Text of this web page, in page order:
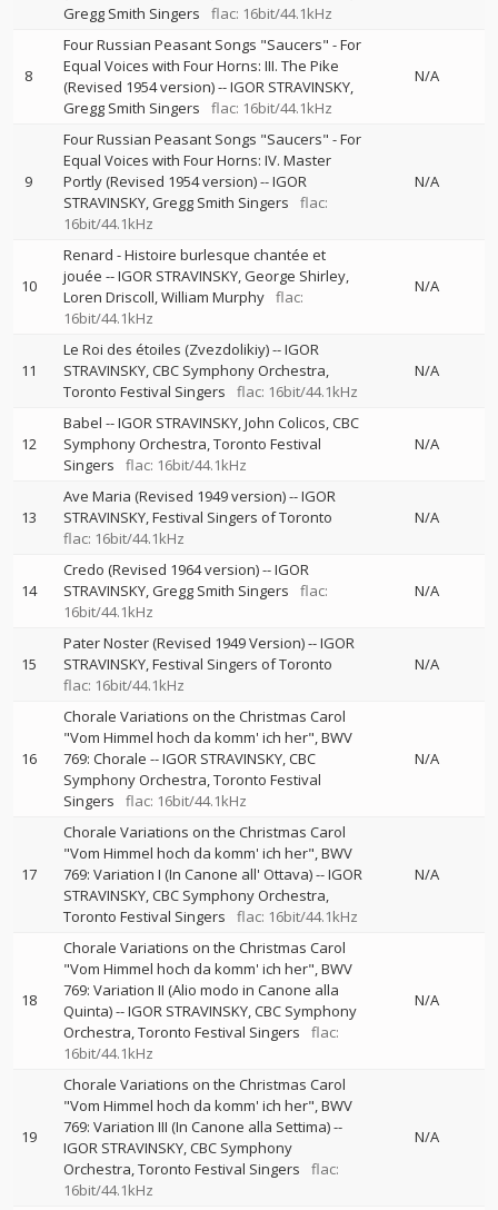
Gregg Smith Singers
flac: 16bit/44.1kHz
8
Four Russian Peasant Songs "Saucers" - For
Equal Voices with Four Horns: III. The Pike
(Revised 1954 version)--IGOR STRAVINSKY
Gregg Smith Singers
flac: 16bit/44.1kHz
N/A
9
Four Russian Peasant Songs "Saucers" - For
Equal Voices with Four Horns: IV. Master
Portly (Revised 1954 version)--IGOR
STRAVINSKY Gregg Smith Singers
flac:
16bit/44.1kHz
N/A
10
Renard - Histoire burlesque chantée et
jouée --IGOR STRAVINSKY George Shirley
Loren Driscoll William Murphy flac:
16bit/44.1kHz
N/A
11
Le Roi des étoiles (Zvezdolikiy)--IGOR
STRAVINSKY CBC Symphony Orchestra
Toronto Festival Singers
flac: 16bit/44.1kHz
N/A
12
Babel --IGOR STRAVINSKY John Colicos CBC
Symphony Orchestra Toronto Festival
Singers
flac: 16bit/44.1kHz
N/A
13
Ave Maria (Revised 1949 version)--IGOR
STRAVINSKY Festival Singers of Toronto
flac: 16bit/44.1kHz
N/A
14
Credo (Revised 1964 version)--IGOR
STRAVINSKY Gregg Smith Singers
flac:
16bit/44.1kHz
N/A
15
Pater Noster (Revised 1949 Version)--IGOR
STRAVINSKY Festival Singers of Toronto
flac: 16bit/44.1kHz
N/A
16
Chorale Variations on the Christmas Carol
"Vom Himmel hoch da komm' ich her", BWV
769: Chorale --IGOR STRAVINSKY CBC
Symphony Orchestra Toronto Festival
Singers
flac: 16bit/44.1kHz
N/A
17
Chorale Variations on the Christmas Carol
"Vom Himmel hoch da komm' ich her", BWV
769: Variation I (In Canone all' Ottava)--IGOR
STRAVINSKY CBC Symphony Orchestra
Toronto Festival Singers
flac: 16bit/44.1kHz
N/A
18
Chorale Variations on the Christmas Carol
"Vom Himmel hoch da komm' ich her", BWV
769: Variation II (Alio modo in Canone alla
Quinta)--IGOR STRAVINSKY CBC Symphony
Orchestra Toronto Festival Singers
flac:
16bit/44.1kHz
N/A
19
Chorale Variations on the Christmas Carol
"Vom Himmel hoch da komm' ich her", BWV
769: Variation III (In Canone alla Settima)--
IGOR STRAVINSKY CBC Symphony
Orchestra Toronto Festival Singers
flac:
16bit/44.1kHz
N/A